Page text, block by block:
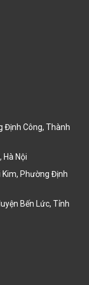
Định Công, Thành
Hà Nội
Kim, Phường Định
Bến Lức, Tỉnh